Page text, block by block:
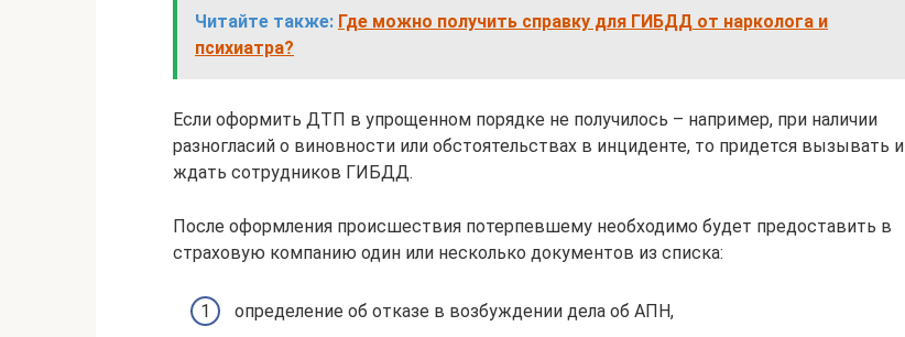
Читайте также: Где можно получить справку для ГИБДД от нарколога и
психиатра?
Если оформить ДТП в упрощенном порядке не получилось – например, при наличии
разногласий о виновности или обстоятельствах в инциденте, то придется вызывать и
ждать сотрудников ГИБДД.
После оформления происшествия потерпевшему необходимо будет предоставить в
страховую компанию один или несколько документов из списка:
определение об отказе в возбуждении дела об АПН,